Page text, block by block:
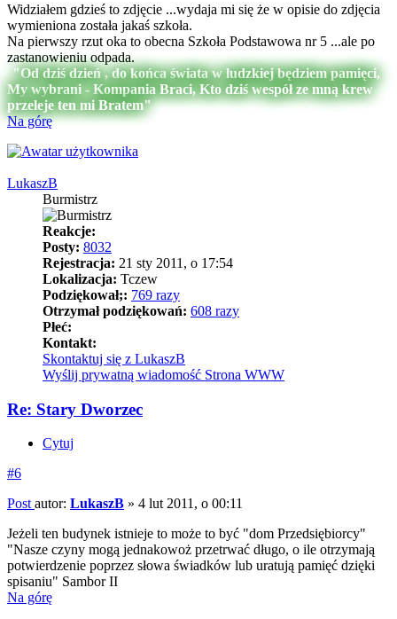
Widziałem gdzieś to zdjęcie ...wydaja mi się że w opisie do zdjęcia
wymieniona została jakaś szkoła.
Na pierwszy rzut oka to obecna Szkoła Podstawowa nr 5 ...ale po
zastanowieniu odpada.
"Od dziś dzień , do końca świata w ludzkiej będziem pamięci,
My wybrani - Kompania Braci, Kto dziś wespół ze mną krew
przeleje ten mi Bratem"
Na górę
LukaszB
Burmistrz
Reakcje:
Posty: 8032
Rejestracja: 21 sty 2011, o 17:54
Lokalizacja: Tczew
Podziękował;: 769 razy
Otrzymał podziękowań: 608 razy
Płeć:
Kontakt:
Skontaktuj się z LukaszB
Wyślij prywatną wiadomość Strona WWW
Re: Stary Dworzec
Cytuj
#6
Post autor: LukaszB » 4 lut 2011, o 00:11
Jeżeli ten budynek istnieje to może to być "dom Przedsiębiorcy"
"Nasze czyny mogą jednakowoż przetrwać długo, o ile otrzymają
potwierdzenie poprzez słowa świadków lub uratują pamięć dzięki
spisaniu" Sambor II
Na górę